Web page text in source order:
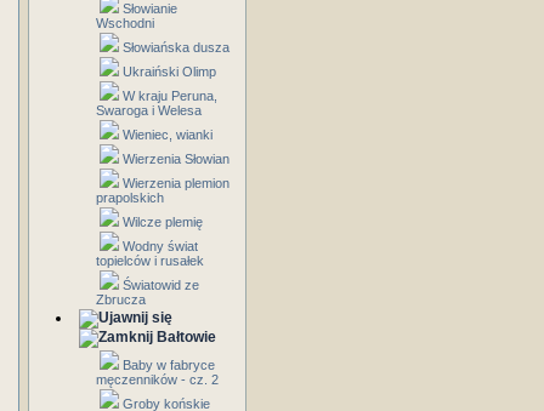
Słowianie
Wschodni
Słowiańska dusza
Ukraiński Olimp
W kraju Peruna,
Swaroga i Welesa
Wieniec, wianki
Wierzenia Słowian
Wierzenia plemion
prapolskich
Wilcze plemię
Wodny świat
topielców i rusałek
Światowid ze
Zbrucza
Bałtowie
Baby w fabryce
męczenników - cz. 2
Groby końskie